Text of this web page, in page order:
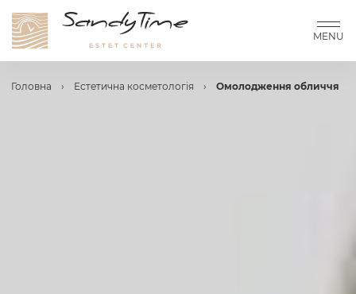
MENU
Головна › Естетична косметологія › Омолодження обличчя